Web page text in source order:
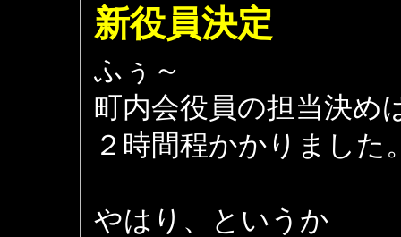
新役員決定
ふぅ～
町内会役員の担当決め
２時間程かかりました
やはり、というか